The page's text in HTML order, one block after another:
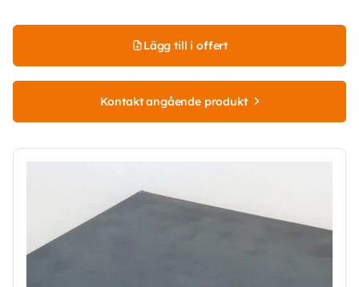
Lägg till i offert
Kontakt angående produkt